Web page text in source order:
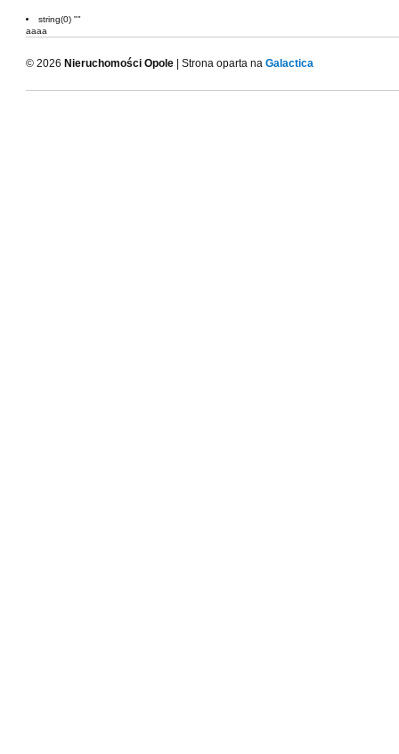
string(0) ""
aaaa
© 2026 Nieruchomości Opole | Strona oparta na Galactica